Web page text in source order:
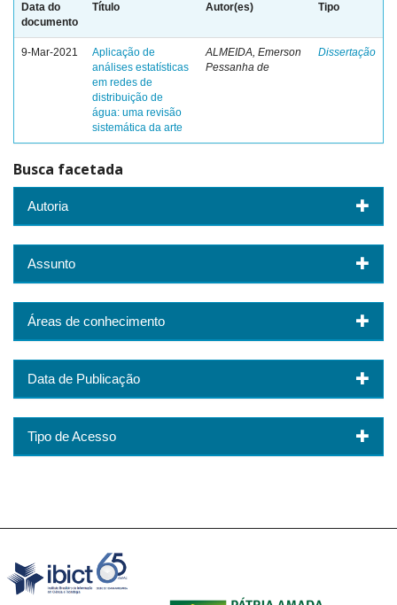
Data do
documento
Título Autor(es) Tipo
9-Mar-2021
Aplicação de
análises estatísticas
em redes de
distribuição de
água: uma revisão
sistemática da arte
ALMEIDA, Emerson
Pessanha de
Dissertação
Busca facetada
Autoria
Assunto
Áreas de conhecimento
Data de Publicação
Tipo de Acesso